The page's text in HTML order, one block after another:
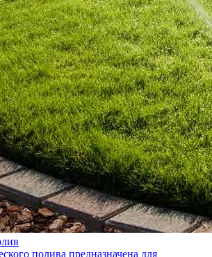
полива предназначена для